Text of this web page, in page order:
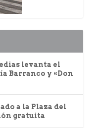
levanta el
Barranco y «Don
a la Plaza del
gratuita